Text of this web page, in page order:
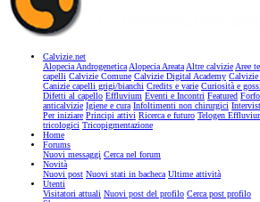
Calvizie.net
Alopecia AndrogeneticaAlopecia AreataAltre calvizieAree
capelli Calvizie Comune Calvizie Digital Academy
Canizie capelli grigi/bianchi Credits e varie Curiosità e
Difetti al capello Effluvium Eventi e Incontri Featured
anticalvizie Igiene e cura Infoltimenti non chirurgici
Per iniziare Principi attivi Ricerca e futuro Telogen
tricologici Tricopigmentazione
Home
Forums
Nuovi messaggi Cerca nel forum
Novità
Nuovi post Nuovi stati in bacheca Ultime attività
Utenti
Visitatori attuali Nuovi post del profilo Cerca post profilo